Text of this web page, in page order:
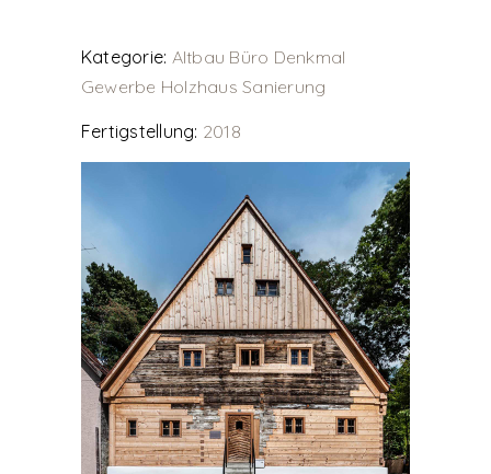
Kategorie: Altbau Büro Denkmal
Gewerbe Holzhaus Sanierung
Fertigstellung: 2018